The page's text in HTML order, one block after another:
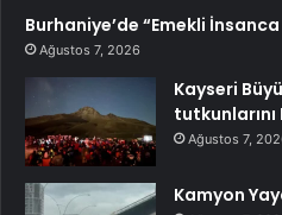
Burhaniye’de “Emekli
Ağustos 7, 2026
Kayseri
Ağustos 7,
Kamyon